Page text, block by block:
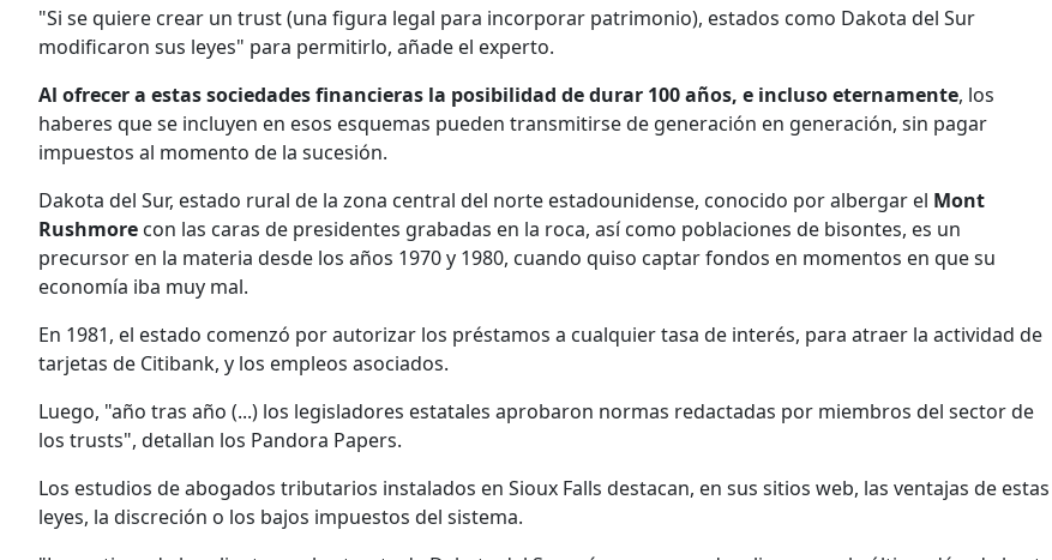
"Si se quiere crear un trust (una figura legal para incorporar patrimonio), estados como Dakota del Sur
modificaron sus leyes" para permitirlo, añade el experto.
Al ofrecer a estas sociedades financieras la posibilidad de durar 100 años, e incluso eternamente, los
haberes que se incluyen en esos esquemas pueden transmitirse de generación en generación, sin pagar
impuestos al momento de la sucesión.
Dakota del Sur, estado rural de la zona central del norte estadounidense, conocido por albergar el Mont
Rushmore con las caras de presidentes grabadas en la roca, así como poblaciones de bisontes, es un
precursor en la materia desde los años 1970 y 1980, cuando quiso captar fondos en momentos en que su
economía iba muy mal.
En 1981, el estado comenzó por autorizar los préstamos a cualquier tasa de interés, para atraer la actividad de
tarjetas de Citibank, y los empleos asociados.
Luego, "año tras año (...) los legisladores estatales aprobaron normas redactadas por miembros del sector de
los trusts", detallan los Pandora Papers.
Los estudios de abogados tributarios instalados en Sioux Falls destacan, en sus sitios web, las ventajas de estas
leyes, la discreción o los bajos impuestos del sistema.